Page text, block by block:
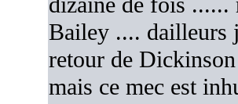
Bailey .... dailleurs
retour de
mais ce mec est